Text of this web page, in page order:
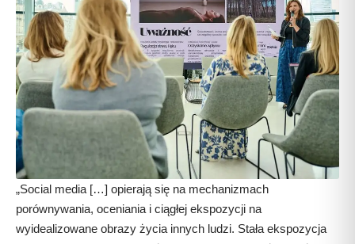
„Social media […] opierają się na mechanizmach
porównywania, oceniania i ciągłej ekspozycji na
wyidealizowane obrazy życia innych ludzi. Stała ekspozycja